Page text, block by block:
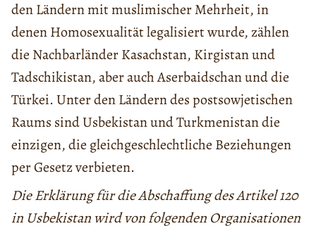
den Ländern mit muslimischer Mehrheit, in
denen Homosexualität legalisiert wurde, zählen
die Nachbarländer Kasachstan, Kirgistan und
Tadschikistan, aber auch Aserbaidschan und die
Türkei. Unter den Ländern des postsowjetischen
Raums sind Usbekistan und Turkmenistan die
einzigen, die gleichgeschlechtliche Beziehungen
per Gesetz verbieten.
Die Erklärung für die Abschaffung des Artikel 120
in Usbekistan wird von folgenden Organisationen